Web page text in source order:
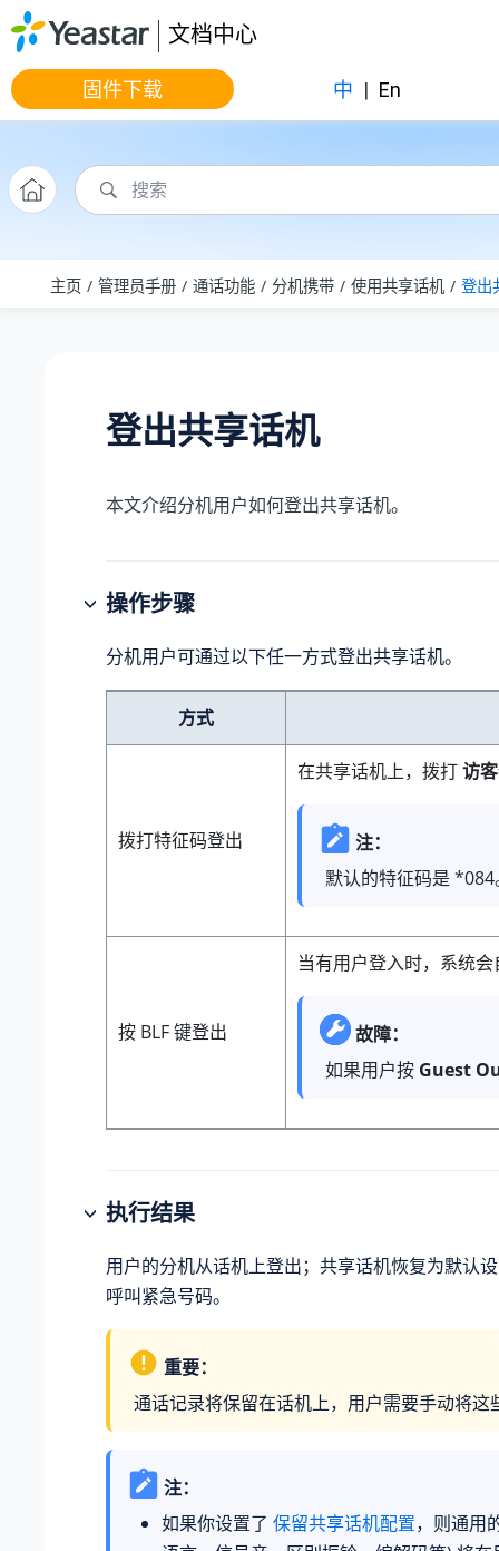
跳转到主要内容
文档中心
固件下载 中 | En
主页 管理员手册 通话功能 分机携带 使用共享话机 登出
登出共享话机
本文介绍分机用户如何登出共享话机。
操作步骤
分机用户可通过以下任一方式登出共享话机。
方式
拨打特征码登出
在共享话机上，拨打访
注：
默认的特征码是
按 BLF 键登出
当有用户登入时，系统
故障：
如果用户按 Guest
执行结果
用户的分机从话机上登出；共享话机恢复为默认
呼叫紧急号码。
重要：
通话记录将保留在话机上，用户需要手动将这
注：
如果你设置了 保留共享话机配置，则通用